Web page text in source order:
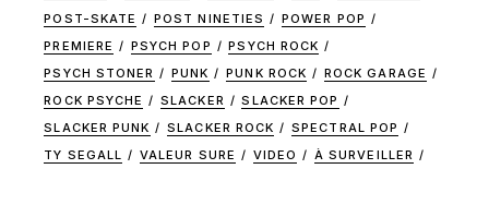
POST-SKATE
POST NINETIES
POWER POP
PREMIERE
PSYCH POP
PSYCH ROCK
PSYCH STONER
PUNK PUNK ROCK
ROCK GARAGE
ROCK PSYCHE
SLACKER
SLACKER POP
SLACKER PUNK
SLACKER ROCK
SPECTRAL POP
TY SEGALL
VALEUR SURE VIDEO À SURVEILLER